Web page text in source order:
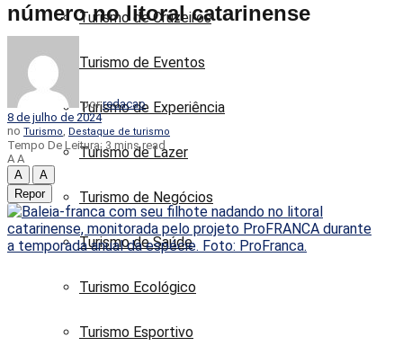
Turismo de Cruzeiros
Turismo de Eventos
Turismo de Experiência
Turismo de Lazer
Turismo de Negócios
Turismo de Saúde
Turismo Ecológico
Turismo Esportivo
número no litoral catarinense
por redacao
8 de julho de 2024
no Turismo Destaque de turismo
Tempo De Leitura: 3 mins read
A A
A
A
Repor